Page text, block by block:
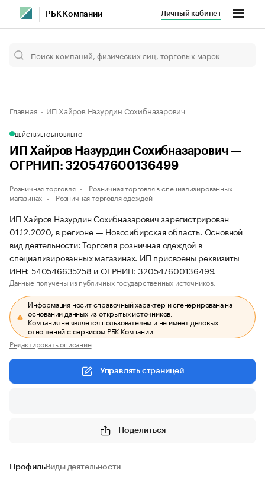
РБК Компании Личный кабинет
Главная ИП Хайров Назурдин Сохибназарович
ДЕЙСТВУЕТОБНОВЛЕНО
ИП Хайров Назурдин Сохибназарович —
ОГРНИП: 320547600136499
Розничная торговля
Розничная торговля в специализированных
магазинах
Розничная торговля одеждой
ИП Хайров Назурдин Сохибназарович зарегистрирован
01.12.2020, в регионе — Новосибирская область. Основной
вид деятельности: Торговля розничная одеждой в
специализированных магазинах. ИП присвоены реквизиты
ИНН: 540546635258 и ОГРНИП: 320547600136499.
Данные получены из публичных государственных источников.
Информация носит справочный характер и сгенерирована на
основании данных из открытых источников.
Компания не является пользователем и не имеет деловых
отношений с сервисом РБК Компании.
Редактировать описание
Управлять страницей
Поделиться
ПрофильВиды деятельности